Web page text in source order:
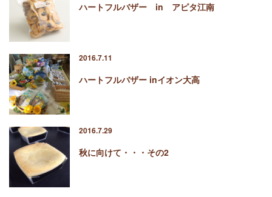
ハートフルバザー in アピタ江南
2016.7.11
ハートフルバザー inイオン大高
2016.7.29
秋に向けて・・・その2